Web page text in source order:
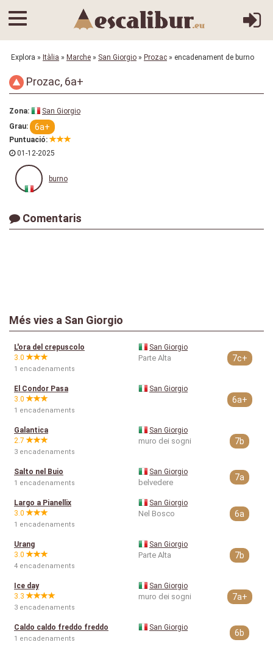
Explora » Itàlia » Marche » San Giorgio » Prozac » encadenament de burno
Prozac, 6a+
Zona:
San Giorgio
Grau:
6a+
Puntuació:
01-12-2025
burno
Comentaris
Més vies a San Giorgio
L'ora del crepuscolo
3.0
1 encadenaments
San Giorgio
Parte Alta 7c+
El Condor Pasa
3.0
1 encadenaments
San Giorgio
6a+
Galantica
2.7
3 encadenaments
San Giorgio
muro dei sogni 7b
Salto nel Buio
1 encadenaments
San Giorgio
belvedere
7a
Largo a Pianellix
3.0
1 encadenaments
San Giorgio
Nel Bosco 6a
Urang
3.0
4 encadenaments
San Giorgio
Parte Alta 7b
Ice day
3.3
3 encadenaments
San Giorgio
muro dei sogni 7a+
Caldo caldo freddo freddo
1 encadenaments
San Giorgio
6b